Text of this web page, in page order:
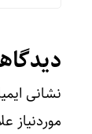
نشانی
موردنیاز